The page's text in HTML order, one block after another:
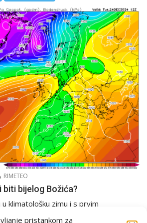
pristankom za
RIMETEO
biti bijelog Božića?
klimatološku zimu i s prvim
“Sam u kući”...